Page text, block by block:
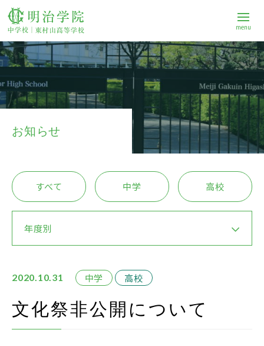
menu
学校案内
中学校
進路
Q&A
在校生・保護者の方
お知らせ
すべて 中学 高校
年度別
2020.10.31 中学 高校
文化祭非公開について